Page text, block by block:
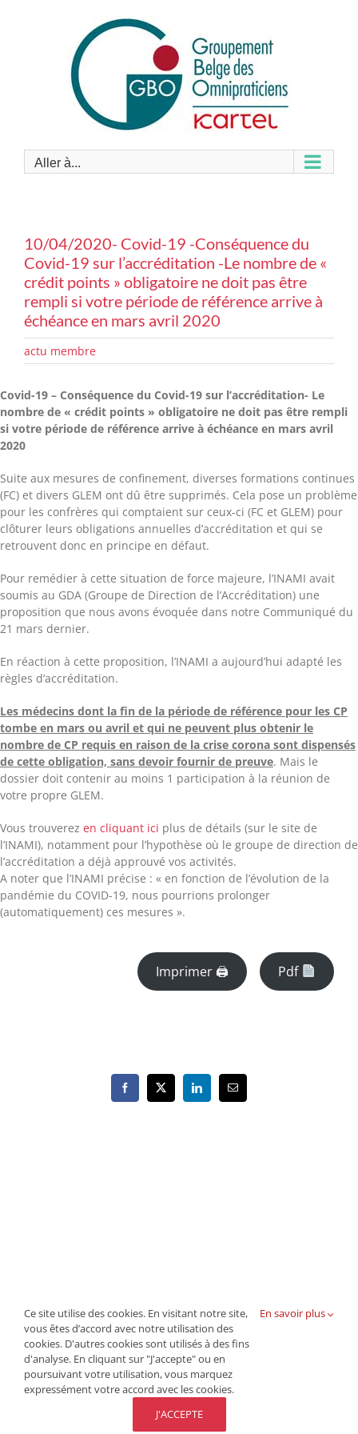
Aller à...
10/04/2020- Covid-19 -Conséquence du
Covid-19 sur l’accréditation -Le nombre de «
crédit points » obligatoire ne doit pas être
rempli si votre période de référence arrive à
échéance en mars avril 2020
actu membre
Covid-19 – Conséquence du Covid-19 sur l’accréditation- Le
nombre de « crédit points » obligatoire ne doit pas être rempli
si votre période de référence arrive à échéance en mars avril
2020
Suite aux mesures de confinement, diverses formations continues
(FC) et divers GLEM ont dû être supprimés. Cela pose un problème
pour les confrères qui comptaient sur ceux-ci (FC et GLEM) pour
clôturer leurs obligations annuelles d’accréditation et qui se
retrouvent donc en principe en défaut.
Pour remédier à cette situation de force majeure, l’INAMI avait
soumis au GDA (Groupe de Direction de l’Accréditation) une
proposition que nous avons évoquée dans notre Communiqué du
21 mars dernier.
En réaction à cette proposition, l’INAMI a aujourd’hui adapté les
règles d’accréditation.
Les médecins dont la fin de la période de référence pour les CP
tombe en mars ou avril et qui ne peuvent plus obtenir le
nombre de CP requis en raison de la crise corona sont dispensés
de cette obligation, sans devoir fournir de preuve. Mais le
dossier doit contenir au moins 1 participation à la réunion de
votre propre GLEM.
Vous trouverez en cliquant ici plus de détails (sur le site de
l’INAMI), notamment pour l’hypothèse où le groupe de direction de
l’accréditation a déjà approuvé vos activités.
A noter que l’INAMI précise : « en fonction de l’évolution de la
pandémie du COVID-19, nous pourrions prolonger
(automatiquement) ces mesures ».
Imprimer 🖨 Pdf
Facebook
X LinkedInEmail
© Copyright - 2026 | Tous droits réservés GBO |
Politique de cookies|Conditions générales d'affiliation
: 02 538 73 65
Ce site utilise des cookies. En visitant notre site,
vous êtes d’accord avec notre utilisation des
cookies. D'autres cookies sont utilisés à des fins
d'analyse. En cliquant sur "J'accepte" ou en
poursuivant votre utilisation, vous marquez
expressément votre accord avec les cookies.
En savoir plus
J'ACCEPTE